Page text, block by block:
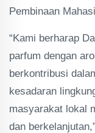
Pembinaan
“Kami berharap
parfum dengan
berkontribusi
kesadaran
masyarakat lokal
dan